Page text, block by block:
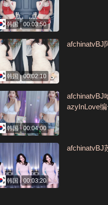
韩国 00:03:50
韩国 00:02:10
afchinatvBJ
韩国 00:04:00
afchinatvBJ
azyInLove
韩国 00:03:20
afchinatvBJ